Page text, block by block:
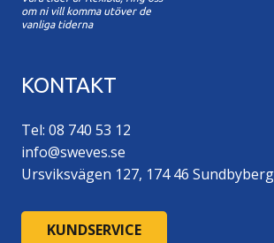
om ni vill komma utöver de
vanliga tiderna
KONTAKT
Tel: 08 740 53 12
info@sweves.se
Ursviksvägen 127, 174 46 Sundbyberg
KUNDSERVICE